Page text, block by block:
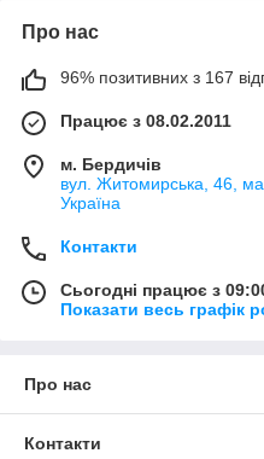
Про нас
96% позитивних з 167
Працює з 08.02.2011
м. Бердичів
вул. Житомирська, 46,
Україна
Контакти
Сьогодні працює з
Показати весь графік
Про нас
Контакти